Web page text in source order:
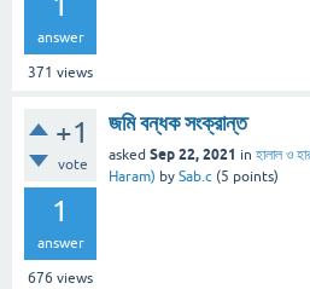
answer
371 views
+1
vote
1
answer
676 views
জমি বন্ধক সংক্রান্ত
asked Sep 22, 2021 in হালাল ও
Haram) by Sab.c (5 points)